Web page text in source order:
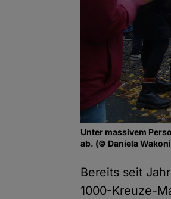
Unter massivem
ab. (© Daniela
Bereits seit
1000-Kreuze-